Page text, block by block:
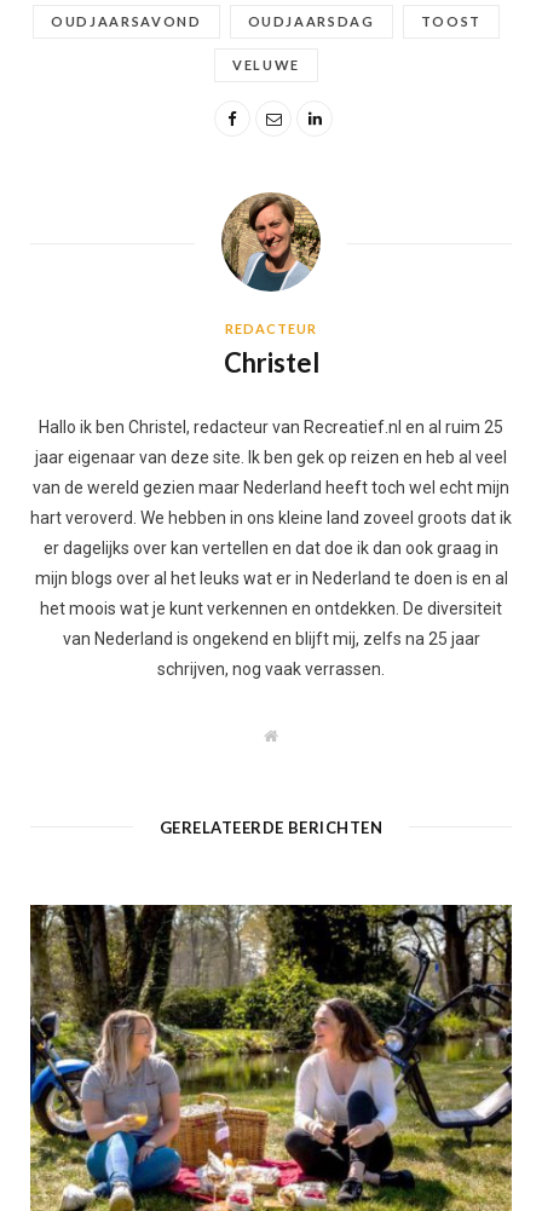
OUDJAARSAVOND OUDJAARSDAG TOOST
VELUWE
REDACTEUR
Christel
Hallo ik ben Christel, redacteur van Recreatief.nl en al ruim 25
jaar eigenaar van deze site. Ik ben gek op reizen en heb al veel
van de wereld gezien maar Nederland heeft toch wel echt mijn
hart veroverd. We hebben in ons kleine land zoveel groots dat ik
er dagelijks over kan vertellen en dat doe ik dan ook graag in
mijn blogs over al het leuks wat er in Nederland te doen is en al
het moois wat je kunt verkennen en ontdekken. De diversiteit
van Nederland is ongekend en blijft mij, zelfs na 25 jaar
schrijven, nog vaak verrassen.
W
e
GERELATEERDE BERICHTEN